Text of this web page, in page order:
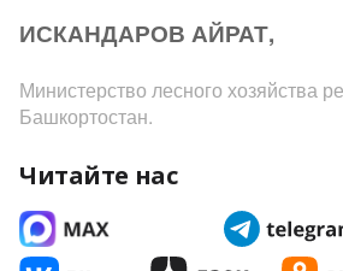
ИСКАНДАРОВ АЙРАТ,
Министерство лесного хозяйства
Башкортостан.
Читайте нас